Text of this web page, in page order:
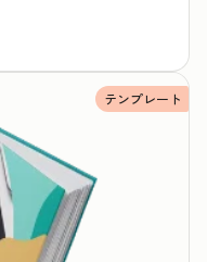
テンプレート